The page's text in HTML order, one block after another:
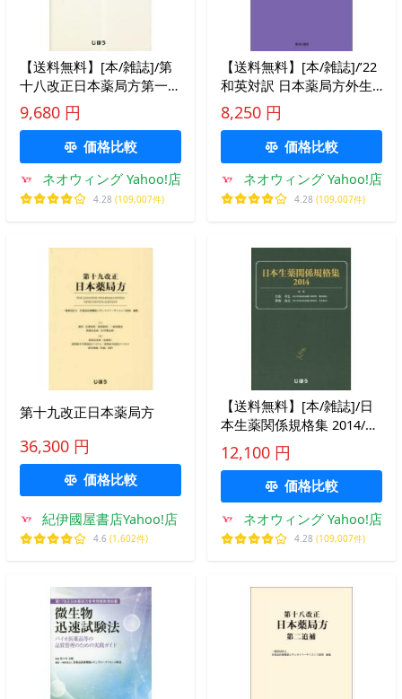
【送料無料】[本/雑誌]/第
十八改正日本薬局方第一追
補/医薬品医療機器レギュ
9,680 円
価格比較
ネオウィング Yahoo!店
4.28 (109,007件)
【送料無料】[本/雑誌]/’22
和英対訳 日本薬局方外生
薬規格/局外生規2022出版
検討会/編集
8,250 円
価格比較
ネオウィング Yahoo!店
4.28 (109,007件)
第十九改正日本薬局方
36,300 円
価格比較
紀伊國屋書店Yahoo!店
4.6 (1,602件)
【送料無料】[本/雑誌]/日
本生薬関係規格集 2014/合
田幸広/監修 袴塚高志/監修
12,100 円
価格比較
ネオウィング Yahoo!店
4.28 (109,007件)